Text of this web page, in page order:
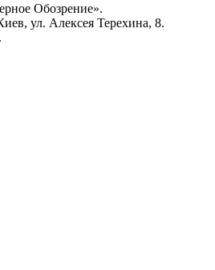
Обозрение».
ул. Алексея Терехина, 8.